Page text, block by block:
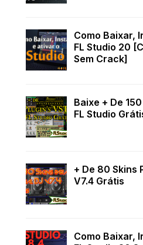
Como Baixar,
FL Studio 20
Sem Crack]
Baixe + De
FL Studio
+ De 80 Skins
V7.4 Grátis
Como Baixar,